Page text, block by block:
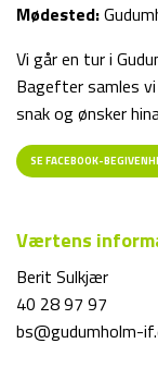
Mødested:
Vi går en tur i
Bagefter samles vi
snak og ønsker
SE FACEBOOK-
Værtens
Berit Sulkjær
40 28 97 97
bs@gudumholm-